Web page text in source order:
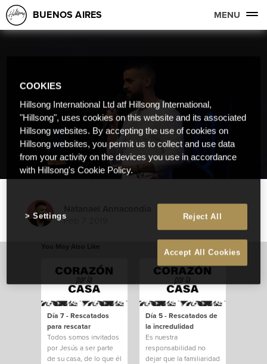
BUENOS AIRES MENU
Feb 7 2019
Día 7 - Rescatados
para rescatar
Todos somos invitados
por Jesús a ser parte
de su casa, de lo que él
Día 5 - Rescatados de
la incredulidad
Es nuestra
responsabilidad no
dejar que la familiaridad
COOKIES
Hillsong International Ltd atf Hillsong International,
"Hillsong", uses cookies on this website and its associated
Hillsong websites. By accepting the use of cookies on
Hillsong websites, you permit us to collect and use data
from your activity on the devices you use in accordance
with Hillsong's Cookie Policy.
Reject All
Accept All Cookies
Settings